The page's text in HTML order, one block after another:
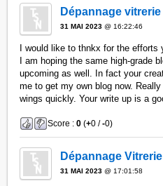
Dépannage
31 MAI 2023 @ 16:22:46
I would like to thnkx for the
I am hoping the same high-grade
upcoming as well. In fact your
me to get my own blog now.
wings quickly. Your write up is a
Score :0 (+0 /-0)
Dépannage
31 MAI 2023 @ 17:01:58